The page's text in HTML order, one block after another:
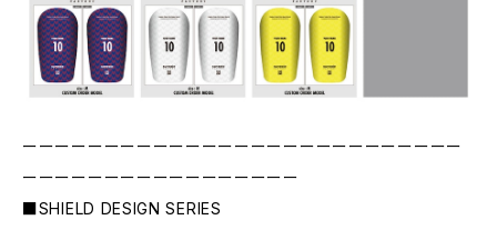
ーーーーーーーーーーーーーーーーーーーーーーーーーーー
ーーーーーーーーーーーーーーーーー
■SHIELD DESIGN SERIES